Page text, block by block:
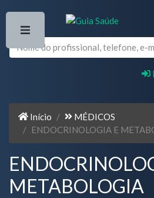
Início
MÉDICOS
ENDOCRINOLOGIA E
METABOLOGIA